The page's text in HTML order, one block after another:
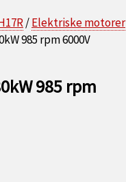
/Elektriske motorer
985 rpm 6000V
985 rpm